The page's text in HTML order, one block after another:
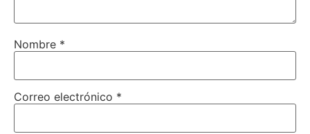
Nombre *
Correo electrónico *